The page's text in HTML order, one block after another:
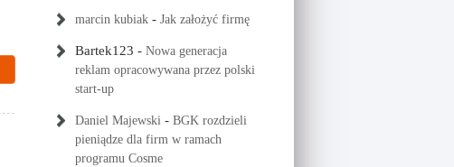
marcin kubiak - Jak założyć firmę
Bartek123 - Nowa generacja
reklam opracowywana przez polski
start-up
Daniel Majewski - BGK rozdzieli
pieniądze dla firm w ramach
programu Cosme